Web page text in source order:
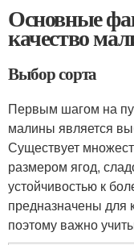
Основные
качество
Выбор сорта
Первым шагом на
малины является
Существует
размером ягод,
устойчивостью к
предназначены для
поэтому важно